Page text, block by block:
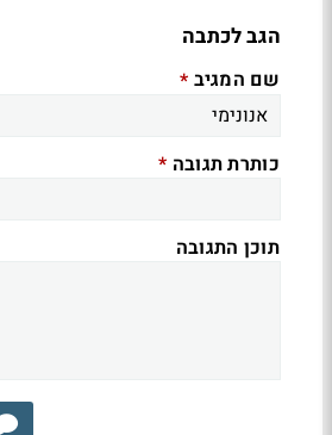
הגב לכתבה
שם המגיב *
כותרת תגובה *
תוכן התגובה